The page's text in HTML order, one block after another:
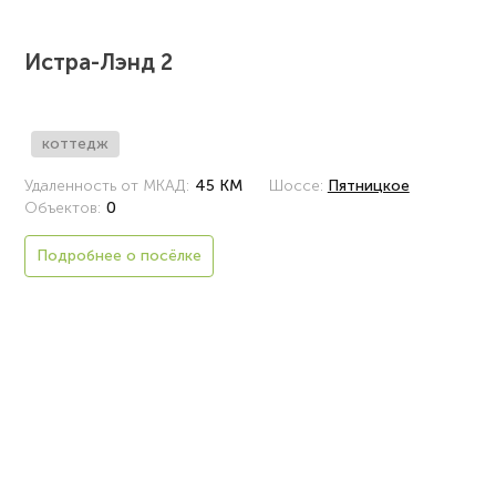
Истра-Лэнд 2
коттедж
Удаленность от МКАД: 45 КМ Шоссе: Пятницкое
Объектов: 0
Подробнее о посёлке